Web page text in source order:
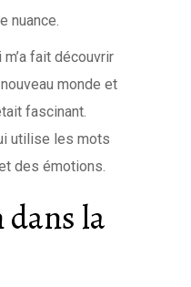
nuance.
fait découvrir
monde et
fascinant.
utilise les mots
des émotions.
la